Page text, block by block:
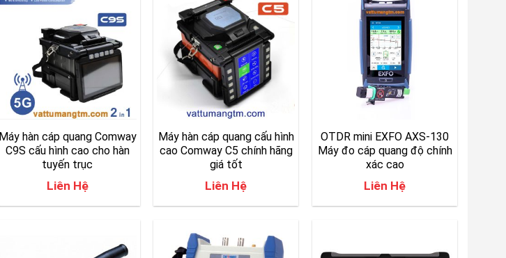
Máy hàn cáp quang Comway
C9S cấu hình cao cho hàn
tuyến trục
Liên Hệ
Máy hàn cáp quang cấu hình
cao Comway C5 chính hãng
giá tốt
Liên Hệ
OTDR mini EXFO AXS-130
Máy đo cáp quang độ chính
xác cao
Liên Hệ